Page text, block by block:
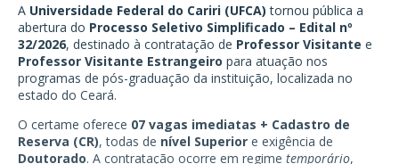
A Universidade Federal do Cariri (UFCA) tornou pública a
abertura do Processo Seletivo Simplificado – Edital nº
32/2026, destinado à contratação de Professor Visitante e
Professor Visitante Estrangeiro para atuação nos
programas de pós-graduação da instituição, localizada no
estado do Ceará.
O certame oferece 07 vagas imediatas + Cadastro de
Reserva (CR), todas de nível Superior e exigência de
Doutorado. A contratação ocorre em regime temporário,